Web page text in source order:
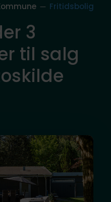
Fritidsbolig
3
til salg